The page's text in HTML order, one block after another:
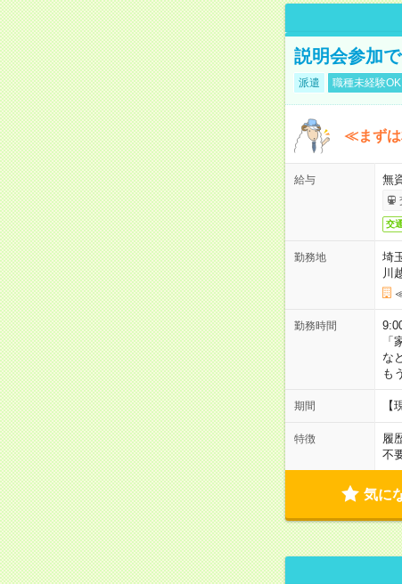
説明会参加
派遣 職種未経験OK
≪まずは
給与 無
交
勤務地
埼
川
勤務時間
な
も
期間
特徴 履
不
気に